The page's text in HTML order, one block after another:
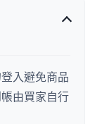
入避免商品
由買家自行